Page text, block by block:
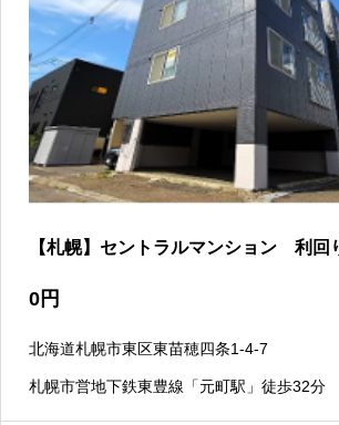
【札幌】セントラルマンション 利回
0 円
北海道札幌市東区東苗穂四条1-4-7
札幌市営地下鉄東豊線「元町駅」徒歩32分